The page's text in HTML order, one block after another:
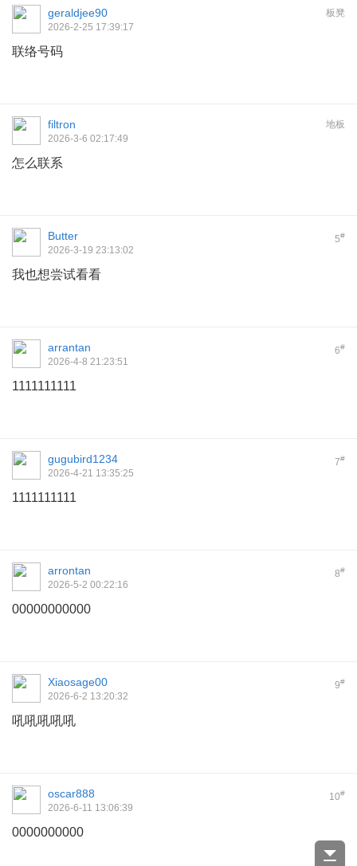
板凳
geraldjee90
2026-2-25 17:39:17
联络号码
地板
filtron
2026-3-6 02:17:49
怎么联系
5#
Butter
2026-3-19 23:13:02
我也想尝试看看
6#
arrantan
2026-4-8 21:23:51
1111111111
7#
gugubird1234
2026-4-21 13:35:25
1111111111
8#
arrontan
2026-5-2 00:22:16
00000000000
9#
Xiaosage00
2026-6-2 13:20:32
吼吼吼吼吼
10#
oscar888
2026-6-11 13:06:39
0000000000